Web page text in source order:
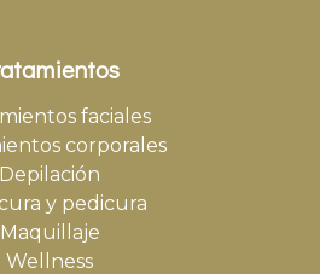
faciales
corporales
Depilación
y pedicura
Maquillaje
Wellness